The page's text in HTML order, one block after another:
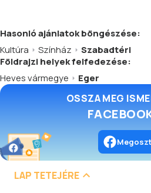
Hasonlóajánlatokböngészése:
Kultúra
Színház
Szabadtéri
Földrajzi helyek felfedezése:
Heves vármegye
Eger
OSSZA MEG
LAP TETEJÉRE